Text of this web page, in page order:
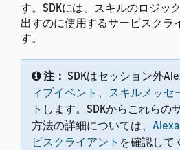
す。SDKには、スキルのロジッ
出すのに使用するサービスクラ
す。
注： SDKはセッション外
ィブイベント 、 スキルメッセ
トします。SDKからこれらの
方法の詳細については、
ビスクライアント を確認して